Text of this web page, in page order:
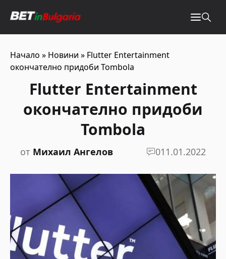
Начало » Новини » Flutter Entertainment
окончателно придоби Tombola
Flutter Entertainment
окончателно придоби
Tombola
от Михаил Ангелов 011.01.2022